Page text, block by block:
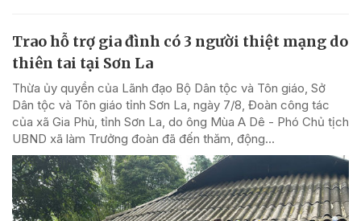
Trao hỗ trợ gia đình có 3 người thiệt mạng do
thiên tai tại Sơn La
Thừa ủy quyền của Lãnh đạo Bộ Dân tộc và Tôn giáo, Sở
Dân tộc và Tôn giáo tỉnh Sơn La, ngày 7/8, Đoàn công tác
của xã Gia Phù, tỉnh Sơn La, do ông Mùa A Dê - Phó Chủ tịch
UBND xã làm Trưởng đoàn đã đến thăm, động...